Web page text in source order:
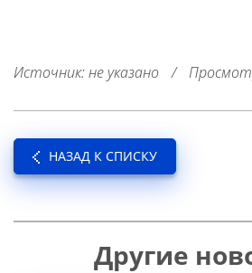
Источник: не указано /
НАЗАД К СПИСКУ
Другие